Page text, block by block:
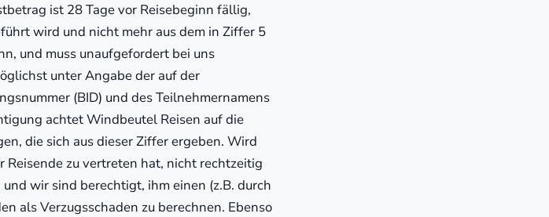
ist 28 Tage vor Reisebeginn fällig,
wird und nicht mehr aus dem in Ziffer 5
und muss unaufgefordert bei uns
unter Angabe der auf der
(BID) und des Teilnehmernamens
achtet Windbeutel Reisen auf die
die sich aus dieser Ziffer ergeben. Wird
Reisende zu vertreten hat, nicht rechtzeitig
wir sind berechtigt, ihm einen (z.B. durch
als Verzugsschaden zu berechnen. Ebenso